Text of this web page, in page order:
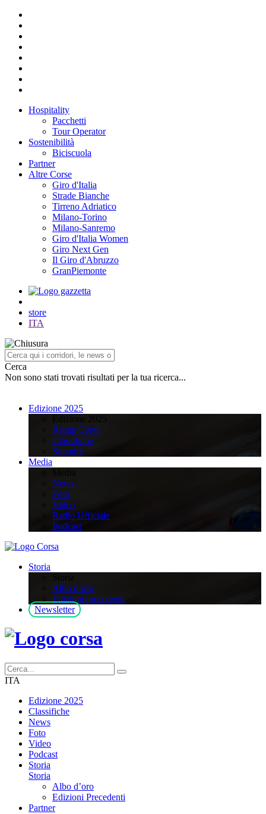
Hospitality
Pacchetti
Tour Operator
Sostenibilità
Biciscuola
Partner
Altre Corse
Giro d'Italia
Strade Bianche
Tirreno Adriatico
Milano-Torino
Milano-Sanremo
Giro d'Italia Women
Giro Next Gen
Il Giro d'Abruzzo
GranPiemonte
store
ITA
Cerca
Non sono stati trovati risultati per la tua ricerca...
Edizione 2025
Recap Corsa
Classifiche
Squadre
Media
News
Foto
Video
Radio Ufficiale
Podcast
Storia
Albo d’oro
Edizioni precedenti
Newsletter
ITA
Edizione 2025
Classifiche
News
Foto
Video
Podcast
Storia
Storia
Albo d’oro
Edizioni Precedenti
Partner